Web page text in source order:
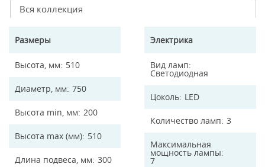
Вся коллекция
Размеры
Высота, мм 510
Диаметр, мм 750
Высота min, мм 200
Высота max (мм) 510
Длина подвеса, мм 300
Электрика
Вид ламп
Светодиодная
Цоколь LED
Количество ламп 3
Максимальная
мощность лампы
7